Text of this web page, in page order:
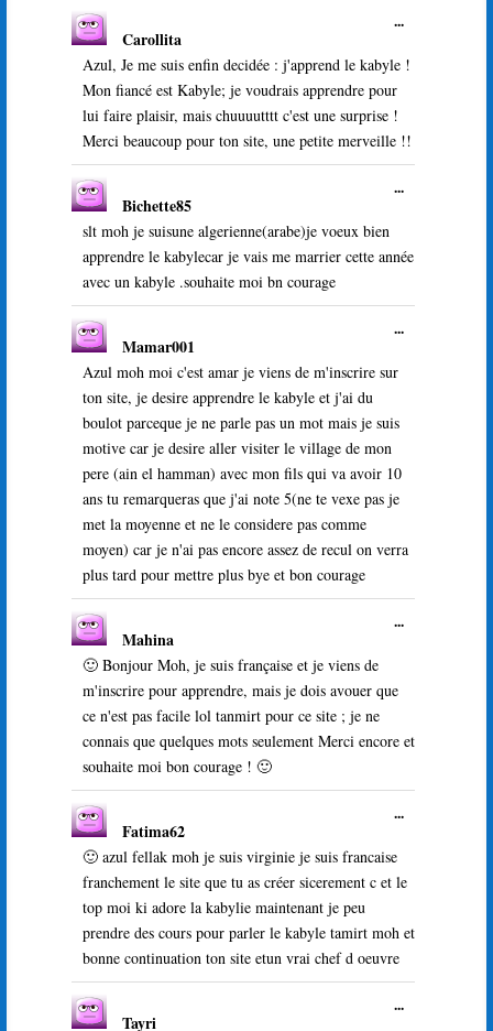
Carollita
Azul, Je me suis enfin decidée : j'apprend le kabyle !
Mon fiancé est Kabyle; je voudrais apprendre pour
lui faire plaisir, mais chuuuutttt c'est une surprise !
Merci beaucoup pour ton site, une petite merveille !!
...Ouvrir/
boîte
Bichette85
slt moh je suisune algerienne(arabe)je voeux bien
apprendre le kabylecar je vais me marrier cette année
avec un kabyle .souhaite moi bn courage
...Ouvrir/
méta.
Mamar001
Azul moh moi c'est amar je viens de m'inscrire sur
ton site, je desire apprendre le kabyle et j'ai du
boulot parceque je ne parle pas un mot mais je suis
motive car je desire aller visiter le village de mon
pere (ain el hamman) avec mon fils qui va avoir 10
ans tu remarqueras que j'ai note 5(ne te vexe pas je
met la moyenne et ne le considere pas comme
moyen) car je n'ai pas encore assez de recul on verra
plus tard pour mettre plus bye et bon courage
...Ouvrir/
Mahina
🙂 Bonjour Moh, je suis française et je viens de
m'inscrire pour apprendre, mais je dois avouer que
ce n'est pas facile lol tanmirt pour ce site ; je ne
connais que quelques mots seulement Merci encore et
souhaite moi bon courage ! 🙂
...Ouvrir/
Fatima62
🙂 azul fellak moh je suis virginie je suis francaise
franchement le site que tu as créer sicerement c et le
top moi ki adore la kabylie maintenant je peu
prendre des cours pour parler le kabyle tamirt moh et
bonne continuation ton site etun vrai chef d oeuvre
...Ouvrir/
méta.
Tayri
...Ouvrir/